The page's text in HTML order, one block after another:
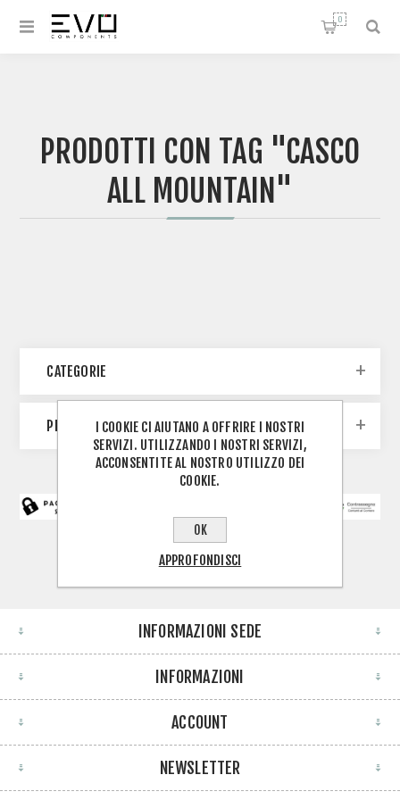
0
PRODOTTI CON TAG "CASCO
ALL MOUNTAIN"
CATEGORIE
PRODUTTORI
INFORMAZIONI SEDE
INFORMAZIONI
ACCOUNT
NEWSLETTER
I COOKIE CI AIUTANO A OFFRIRE I NOSTRI
SERVIZI. UTILIZZANDO I NOSTRI SERVIZI,
ACCONSENTITE AL NOSTRO UTILIZZO DEI
COOKIE.
OK
APPROFONDISCI